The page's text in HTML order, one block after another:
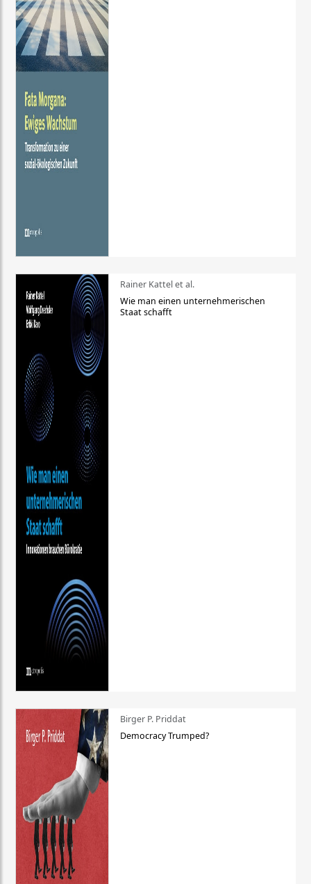
Rainer Kattel et al.
Wie man einen unternehmerischen
Staat schafft
Birger P. Priddat
Democracy Trumped?